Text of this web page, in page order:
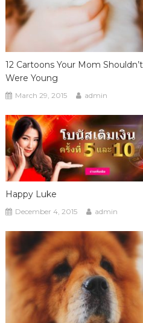
12 Cartoons Your Mom
Were Young
March 29, 2015 admin
Happy Luke
December 4, 2015 admin